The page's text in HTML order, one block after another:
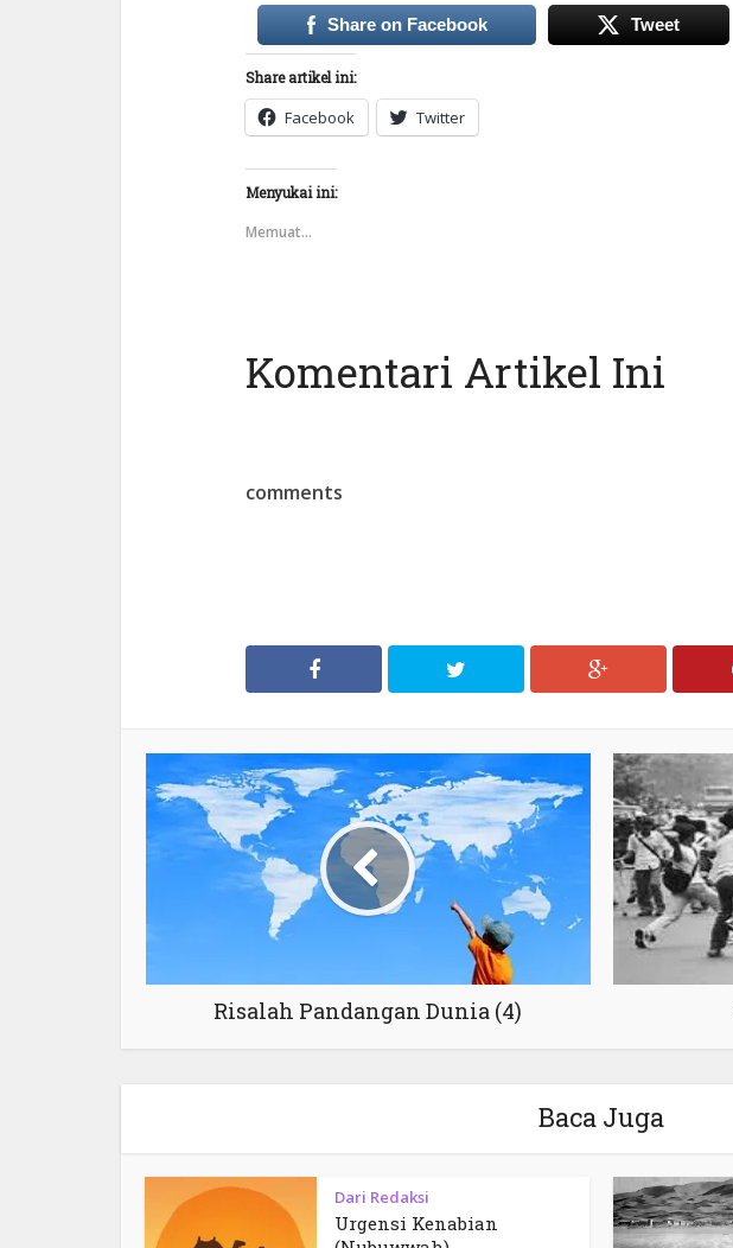
Share on Facebook Tweet
Share artikel ini:
Facebook Twitter
Menyukai ini:
Memuat...
Komentari Artikel Ini
comments
Risalah Pandangan Dunia (4)
Baca Juga
Dari Redaksi
Urgensi Kenabian